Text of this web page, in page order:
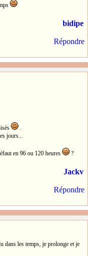
bidipe
Répondre
.
jours...
en 96 ou 120 heures ?
Jackv
Répondre
dans les temps, je prolonge et je